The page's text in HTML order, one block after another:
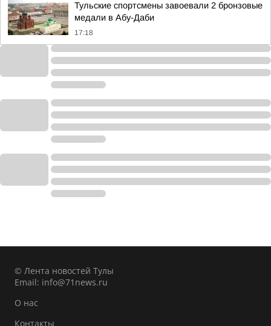
Тульские спортсмены завоевали 2 бронзовые
медали в Абу-Даби
17:18
© Лента новостей Тулы
Email: info@71news.ru
О нас
Контакты